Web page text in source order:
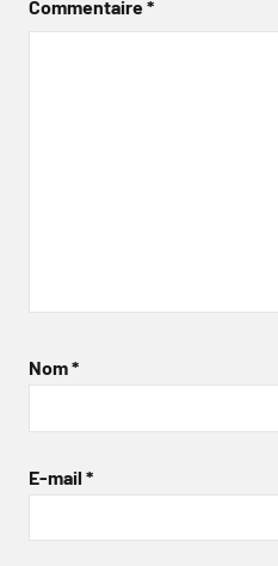
Commentaire*
Nom*
E-mail *